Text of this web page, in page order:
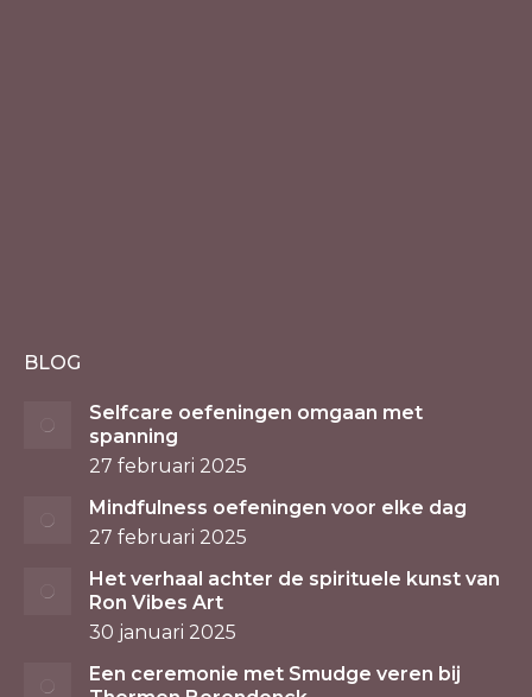
BLOG
Selfcare oefeningen omgaan met
spanning
27 februari 2025
Mindfulness oefeningen voor elke dag
27 februari 2025
Het verhaal achter de spirituele kunst van
Ron Vibes Art
30 januari 2025
Een ceremonie met Smudge veren bij